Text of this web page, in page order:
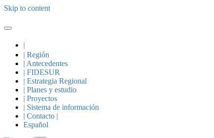
Skip to content
|
| Región
| Antecedentes
| FIDESUR
| Estrategia Regional
| Planes y estudio
| Proyectos
| Sistema de información
| Contacto |
Español